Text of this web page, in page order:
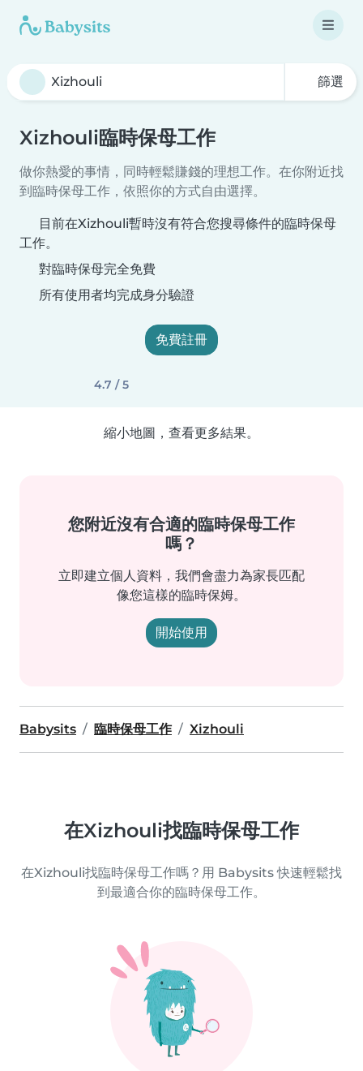
篩選
Xizhouli臨時保母工作
做你熱愛的事情，同時輕鬆賺錢的理想工作。在你附近找
到臨時保母工作，依照你的方式自由選擇。
目前在Xizhouli暫時沒有符合您搜尋條件的臨時保母
工作。
對臨時保母完全免費
所有使用者均完成身分驗證
免費註冊
4.7 / 5
縮小地圖，查看更多結果。
您附近沒有合適的臨時保母工作
嗎？
立即建立個人資料，我們會盡力為家長匹配
像您這樣的臨時保姆。
開始使用
Babysits 臨時保母工作 Xizhouli
在Xizhouli找臨時保母工作
在Xizhouli找臨時保母工作嗎？用 Babysits 快速輕鬆找
到最適合你的臨時保母工作。